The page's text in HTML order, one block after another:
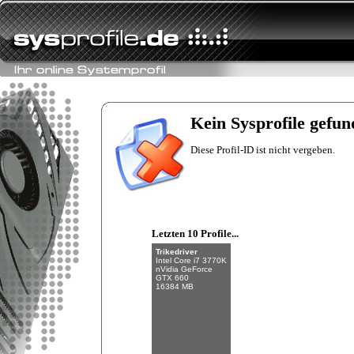
Kein Sysprofile
Diese Profil-ID ist nicht vergeben.
Letzten 10 Profile...
NVIDIA GeForce
32 GB (4 x 8 GB)
Trikedriver
Intel Core i7 3770K
nVidia GeForce
GTX 660
16384 MB